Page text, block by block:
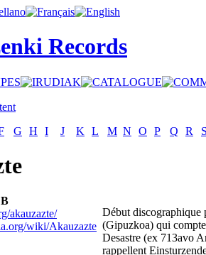
Records
G H I J K L M N O P Q R S
akauzazte/
wiki/Akauzazte
Début discographique
(Gipuzkoa) qui
Desastre (ex 713avo
rappellent